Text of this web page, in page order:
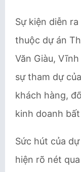
Sự kiện diễn
thuộc dự án
Văn Giàu,
sự tham dự
khách hàng,
kinh doanh
Sức hút của
hiện rõ nét